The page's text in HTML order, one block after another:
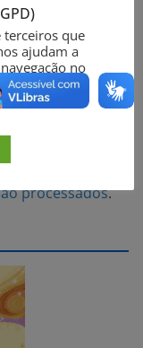
por e-mail.
por e-mail.
spam.
processados.
terceiros que
ajudam a
no
a
o uso de